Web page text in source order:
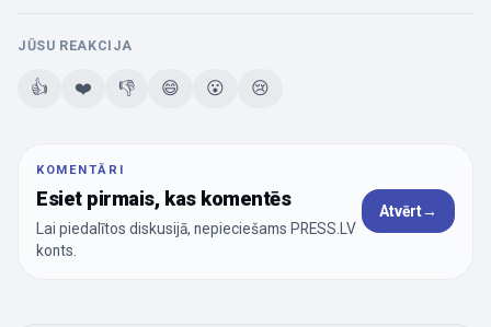
JŪSU REAKCIJA
👍 ❤️ 👎 😄 😮 😢
KOMENTĀRI
Esiet pirmais, kas komentēs
Lai piedalītos diskusijā, nepieciešams PRESS.LV
konts.
Atvērt→